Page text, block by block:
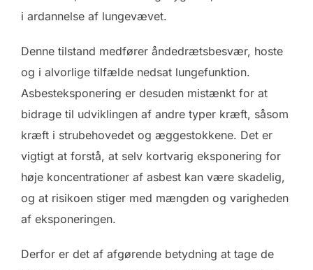
i ardannelse af lungevævet.
Denne tilstand medfører åndedrætsbesvær, hoste
og i alvorlige tilfælde nedsat lungefunktion.
Asbesteksponering er desuden mistænkt for at
bidrage til udviklingen af andre typer kræft, såsom
kræft i strubehovedet og æggestokkene. Det er
vigtigt at forstå, at selv kortvarig eksponering for
høje koncentrationer af asbest kan være skadelig,
og at risikoen stiger med mængden og varigheden
af eksponeringen.
Derfor er det af afgørende betydning at tage de